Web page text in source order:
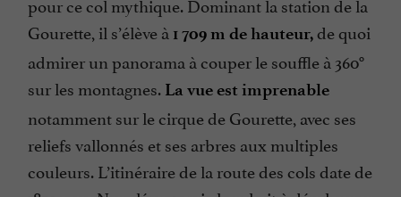
Gourette, il s’élève à 1 709 m de hauteur,de quoi
admirer un panorama à couper le souffle à 360°
sur les montagnes. La vue est imprenable
notamment sur le cirque de Gourette, avec ses
reliefs vallonnés et ses arbres aux multiples
couleurs. L’itinéraire de la route des cols date de